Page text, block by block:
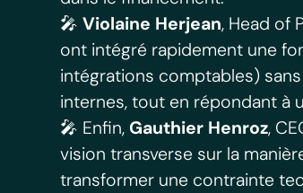
🎤Violaine Herjean, Head of
ont intégré rapidement une
intégrations comptables)
internes, tout en répondant à
🎤 Enfin, Gauthier Henroz,
vision transverse sur la
transformer une contrainte